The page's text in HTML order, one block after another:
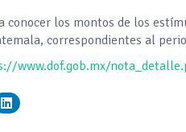
conocer los montos de los
correspondientes al
www.dof.gob.mx/